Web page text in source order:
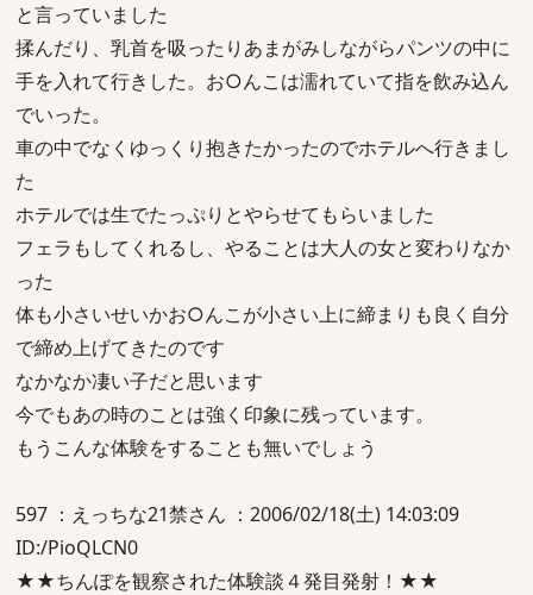
と言っていました
揉んだり、乳首を吸ったりあまがみしながらパンツの中に
手を入れて行きした。お○んこは濡れていて指を飲み込ん
でいった。
車の中でなくゆっくり抱きたかったのでホテルへ行きまし
た
ホテルでは生でたっぷりとやらせてもらいました
フェラもしてくれるし、やることは大人の女と変わりなか
った
体も小さいせいかお○んこが小さい上に締まりも良く自分
で締め上げてきたのです
なかなか凄い子だと思います
今でもあの時のことは強く印象に残っています。
もうこんな体験をすることも無いでしょう
597 ：えっちな21禁さん ：2006/02/18(土) 14:03:09
ID:/PioQLCN0
★★ちんぽを観察された体験談４発目発射！★★